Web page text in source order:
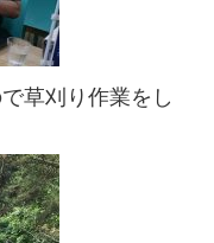
草刈り作業をし